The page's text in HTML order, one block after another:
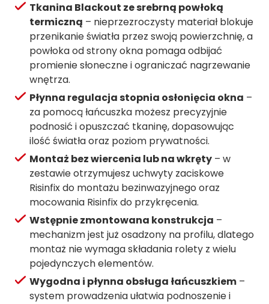
Tkanina Blackout ze srebrną powłoką
termiczną – nieprzezroczysty materiał blokuje
przenikanie światła przez swoją powierzchnię, a
powłoka od strony okna pomaga odbijać
promienie słoneczne i ograniczać nagrzewanie
wnętrza.
Płynna regulacja stopnia osłonięcia okna –
za pomocą łańcuszka możesz precyzyjnie
podnosić i opuszczać tkaninę, dopasowując
ilość światła oraz poziom prywatności.
Montaż bez wiercenia lub na wkręty – w
zestawie otrzymujesz uchwyty zaciskowe
Risinfix do montażu bezinwazyjnego oraz
mocowania Risinfix do przykręcenia.
Wstępnie zmontowana konstrukcja –
mechanizm jest już osadzony na profilu, dlatego
montaż nie wymaga składania rolety z wielu
pojedynczych elementów.
Wygodna i płynna obsługa łańcuszkiem –
system prowadzenia ułatwia podnoszenie i